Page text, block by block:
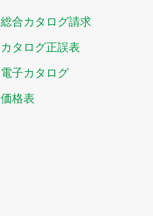
総合カタログ請求
カタログ正誤表
電子カタログ
価格表